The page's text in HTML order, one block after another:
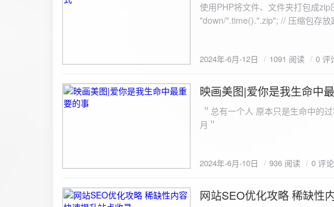
使用PHP将文件、文件夹打包成
"down/".time().".zip"; // 压缩包存放路径与名称 $zip->open($zip_filename,
数可以改为 basename("img/
= array( "img/1.jpg", "img/2.jpg", ); $filename = "down/img.zip"; // 压缩包存放路径与名称 $zip = new
ZipArchive(); $zip->open($filename,ZipArchive::CREATE);
$file){ $zip->addFile($file,basename($file)); //向压缩包中添加文件 } $zip->close(); //关闭压缩包 打包某
个文件夹（包含子文件夹）:
为'.'和‘..’，不要对他们进行操作 if (is_dir($path . "/" . $filename)) { // 如果读取的某个对象是文件夹，则递
$filename); } } } } $zip = new ZipArchive(); $zip_filename = "down/files.zip"; // 压缩包存放路径与名称
2024年-6月-12日 1091 阅读 0 评
2024-6-10
映画美图|爱你是我生命中
＂总有一个人 原本只是生命中的
月＂
2024年-6月-10日 936 阅读 0 评论
2024-5-30
网站SEO优化攻略 稀缺性